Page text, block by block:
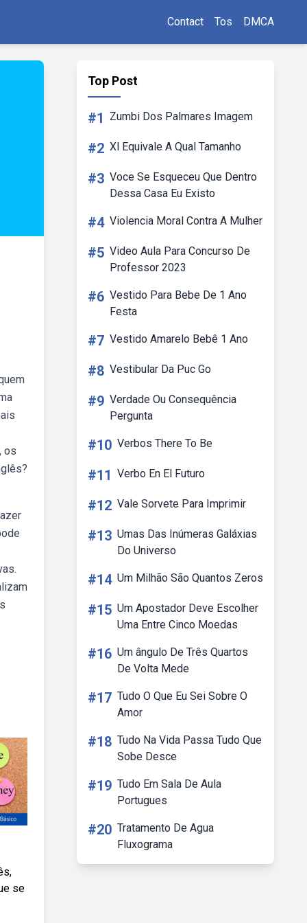
Contact Tos DMCA
os
se
Top Post
#1 Zumbi Dos Palmares Imagem
#2 Xl Equivale A Qual Tamanho
#3 Voce Se Esqueceu Que Dentro
Dessa Casa Eu Existo
#4 Violencia Moral Contra A Mulher
#5 Video Aula Para Concurso De
Professor 2023
#6 Vestido Para Bebe De 1 Ano
Festa
#7 Vestido Amarelo Bebê 1 Ano
#8 Vestibular Da Puc Go
#9 Verdade Ou Consequência
Pergunta
#10 Verbos There To Be
#11 Verbo En El Futuro
#12 Vale Sorvete Para Imprimir
#13 Umas Das Inúmeras Galáxias
Do Universo
#14 Um Milhão São Quantos Zeros
#15 Um Apostador Deve Escolher
Uma Entre Cinco Moedas
#16 Um ângulo De Três Quartos
De Volta Mede
#17 Tudo O Que Eu Sei Sobre O
Amor
#18 Tudo Na Vida Passa Tudo Que
Sobe Desce
#19 Tudo Em Sala De Aula
Portugues
#20 Tratamento De Agua
Fluxograma